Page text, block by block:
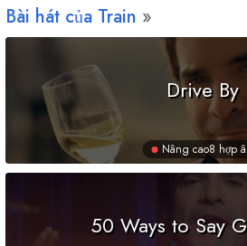
Bài hát của Train
Drive By
Nâng cao8 hợp
50 Ways to Say